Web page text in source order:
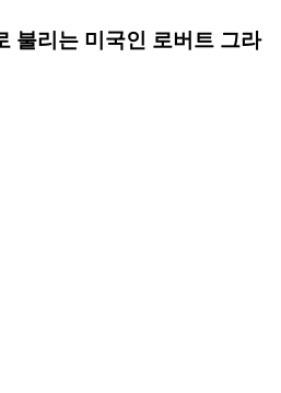
불리는 미국인 로버트 그라